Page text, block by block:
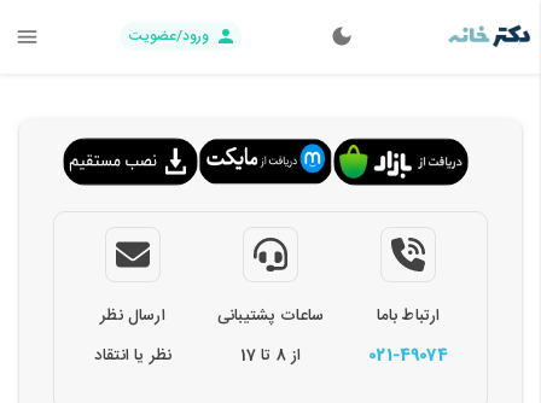
ورود/عضویت
ارتباط باما
021-49074
ساعات پشتیبانی
از 8 تا 17
ارسال نظر
نظر یا انتقاد